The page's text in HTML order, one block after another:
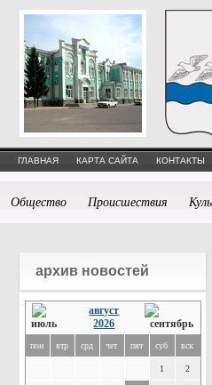
ГЛАВНАЯ КАРТА САЙТА КОНТАКТЫ
Общество Происшествия
архив новостей
август
2026
пон втр срд чет пят суб вск
1 2